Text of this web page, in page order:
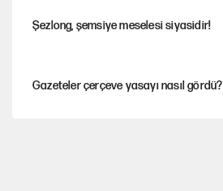
Şezlong, şemsiye meselesi siyasidir!
Gazeteler çerçeve yasayı nasıl gördü?